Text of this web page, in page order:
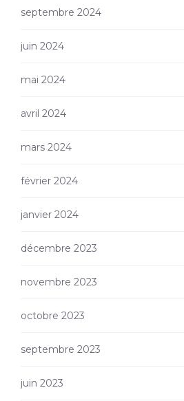
septembre 2024
juin 2024
mai 2024
avril 2024
mars 2024
février 2024
janvier 2024
décembre 2023
novembre 2023
octobre 2023
septembre 2023
juin 2023